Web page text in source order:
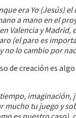
era Yo (Jesús)
a mano en el
Valencia y
(el paro es
no lo cambio por
de creación es
mucho tu juego y
es nuestro caso),